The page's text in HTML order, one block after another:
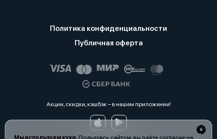
Мы используем куки.Пользуясь сайтом, вы даёте согласие на
Политика конфиденциальности
Публичная оферта
Акции, скидки, кэшбэк − в нашем приложении!